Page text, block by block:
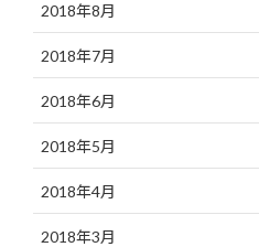
2018年8月
2018年7月
2018年6月
2018年5月
2018年4月
2018年3月